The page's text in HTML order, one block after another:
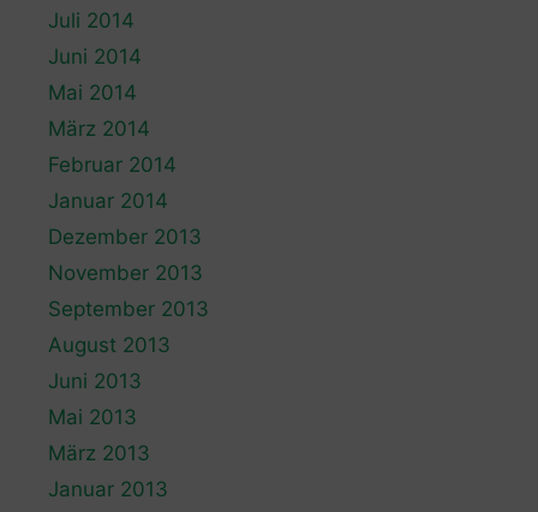
Juli 2014
Juni 2014
Mai 2014
März 2014
Februar 2014
Januar 2014
Dezember 2013
November 2013
September 2013
August 2013
Juni 2013
Mai 2013
März 2013
Januar 2013